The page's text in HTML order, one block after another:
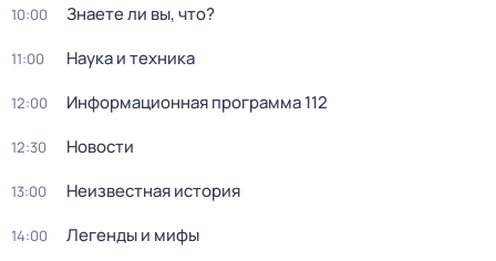
10:00 Знаете ли вы, что?
11:00 Hаука и теxника
12:00 Информационная программа 112
12:30 Новости
13:00 Неизвестная история
14:00 Легенды и мифы